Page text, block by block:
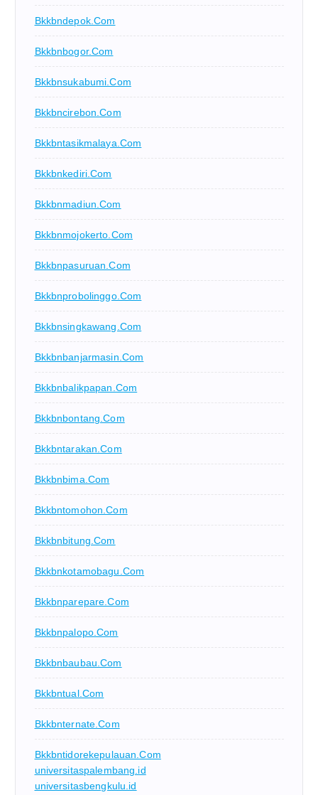
Bkkbndepok.com
Bkkbnbogor.com
Bkkbnsukabumi.com
Bkkbncirebon.com
Bkkbntasikmalaya.com
Bkkbnkediri.com
Bkkbnmadiun.com
Bkkbnmojokerto.com
Bkkbnpasuruan.com
Bkkbnprobolinggo.com
Bkkbnsingkawang.com
Bkkbnbanjarmasin.com
Bkkbnbalikpapan.com
Bkkbnbontang.com
Bkkbntarakan.com
Bkkbnbima.com
Bkkbntomohon.com
Bkkbnbitung.com
Bkkbnkotamobagu.com
Bkkbnparepare.com
Bkkbnpalopo.com
Bkkbnbaubau.com
Bkkbntual.com
Bkkbnternate.com
Bkkbntidorekepulauan.com
universitaspalembang.id
universitasbengkulu.id